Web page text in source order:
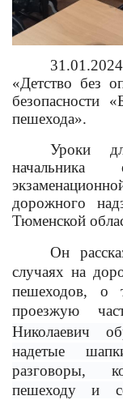
«Детство без
безопасности
пешехода».
Уроки
начальника
дорожного
Тюменской
Он
случаях на
пешеходов, о
проезжую
Николаевич
надетые
разговоры,
пешеходу и